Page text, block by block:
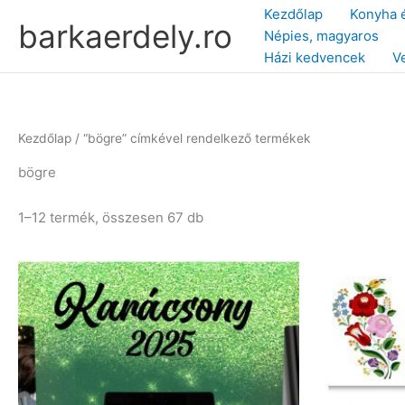
content
barkaerdely.ro
Kezdőlap Konyha
Népies, magyaros
Házi kedvencek
Kezdőlap / “bögre” címkével rendelkező termékek
bögre
1–12 termék, összesen 67 dbSorted